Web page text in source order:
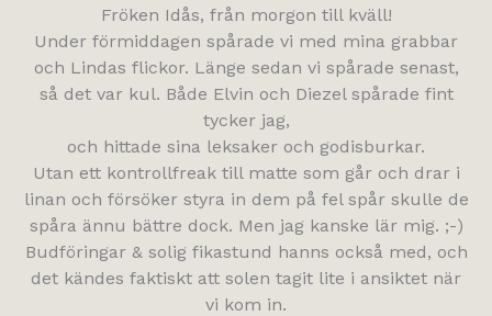
Fröken Idås, från morgon till kväll!
Under förmiddagen spårade vi med mina grabbar
och Lindas flickor. Länge sedan vi spårade senast,
så det var kul. Både Elvin och Diezel spårade fint
tycker jag,
och hittade sina leksaker och godisburkar.
Utan ett kontrollfreak till matte som går och drar i
linan och försöker styra in dem på fel spår skulle de
spåra ännu bättre dock. Men jag kanske lär mig. ;-)
Budföringar & solig fikastund hanns också med, och
det kändes faktiskt att solen tagit lite i ansiktet när
vi kom in.